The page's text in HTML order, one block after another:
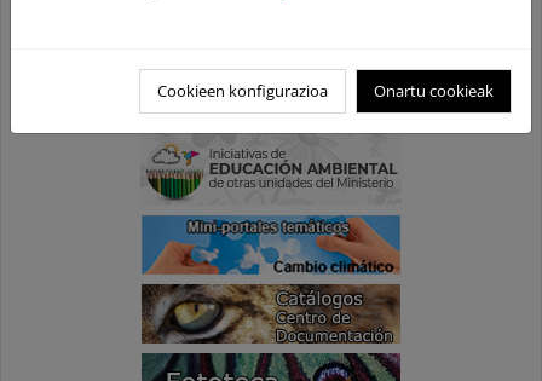
Cookieen konfigurazioa Onartu cookieak